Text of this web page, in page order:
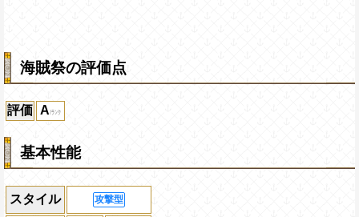
海賊祭の評価点
評価 A
基本性能
スタイル 攻撃型